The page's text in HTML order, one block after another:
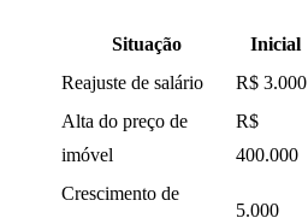
Situação Inicial
Reajuste de salário
R$ 3.000
Alta do preço de
imóvel
R$
400.000
Crescimento de
5.000